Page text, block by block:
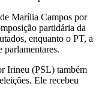
Marília Campos por
partidária da
enquanto o PT, a
parlamentares.
Irineu (PSL) também
Ele recebeu